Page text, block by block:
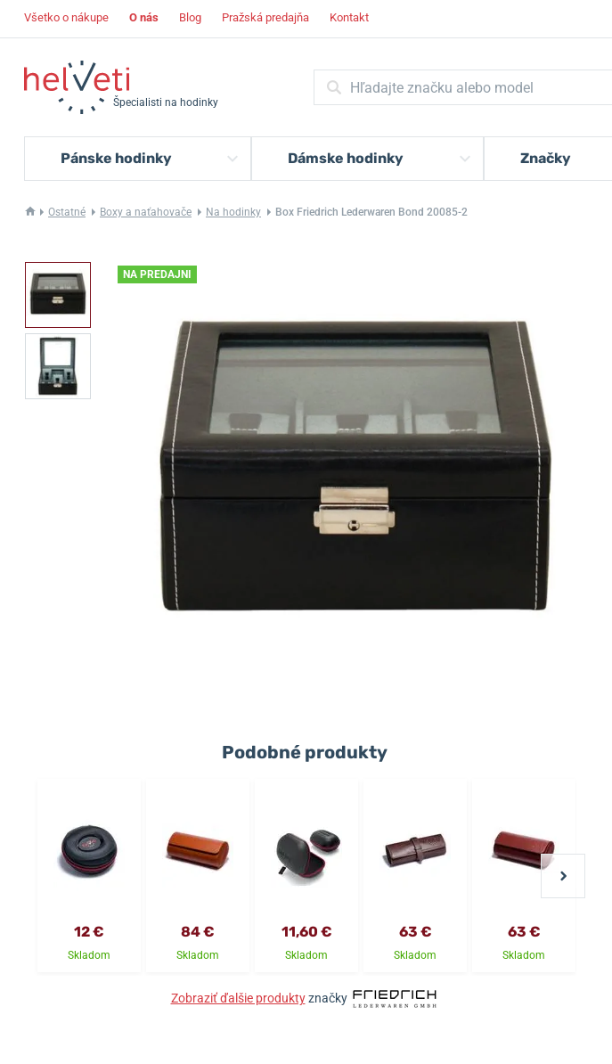
Všetko o nákupe O nás Blog Pražská predajňa Kontakt
Špecialisti na hodinky
Pánske hodinky Dámske hodinky Značky
Ostatné Boxy a naťahovače Na hodinky Box Friedrich Lederwaren Bond 20085-2
NA PREDAJNI
Podobné produkty
12 €
Skladom
84 €
Skladom
11,60 €
Skladom
63 €
Skladom
63 €
Skladom
Zobraziť ďalšie produktyznačky